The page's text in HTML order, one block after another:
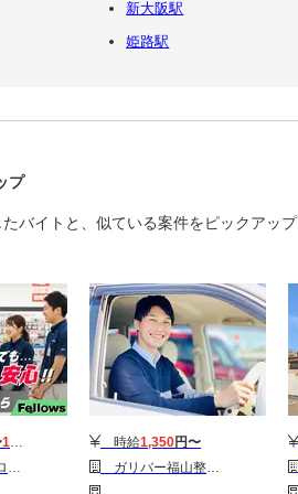
新大阪駅
姫路駅
プ
バイトと、似ている案件をピックアップ
1,600 時給1,350円〜
ガリバー福山整備工場（回送）/5RF0064F